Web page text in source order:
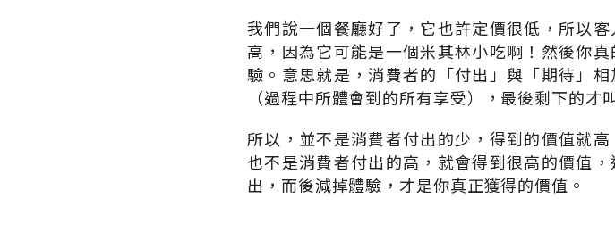
我們說一個餐廳好了，它也許定價很低，所以
高，因為它可能是一個米其林小吃啊！然後你
驗。意思就是，消費者的「付出」與「期待」
（過程中所體會到的所有享受），最後剩下的才
所以，並不是消費者付出的少，得到的價值就
也不是消費者付出的高，就會得到很高的價值
出，而後減掉體驗，才是你真正獲得的價值。